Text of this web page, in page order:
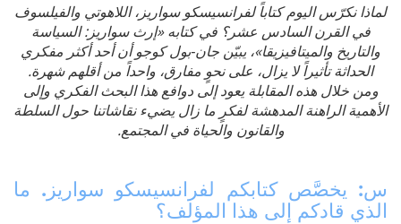
لماذا نكرّس اليوم كتاباً لفرانسيسكو سواريز، اللاهوتي والفيلسوف
في القرن السادس عشر؟ في كتابه «إرث سواريز: السياسة
والتاريخ والميتافيزيقا»، يبيّن جان‑بول كوجو أن أحد أكثر مفكري
الحداثة تأثيراً لا يزال، على نحوٍ مفارق، واحداً من أقلهم شهرة.
ومن خلال هذه المقابلة يعود إلى دوافع هذا البحث الفكري وإلى
الأهمية الراهنة المدهشة لفكرٍ ما زال يضيء نقاشاتنا حول السلطة
والقانون والحياة في المجتمع.
س: يخصَّص كتابكم لفرانسيسكو سواريز. ما
الذي قادكم إلى هذا المؤلف؟